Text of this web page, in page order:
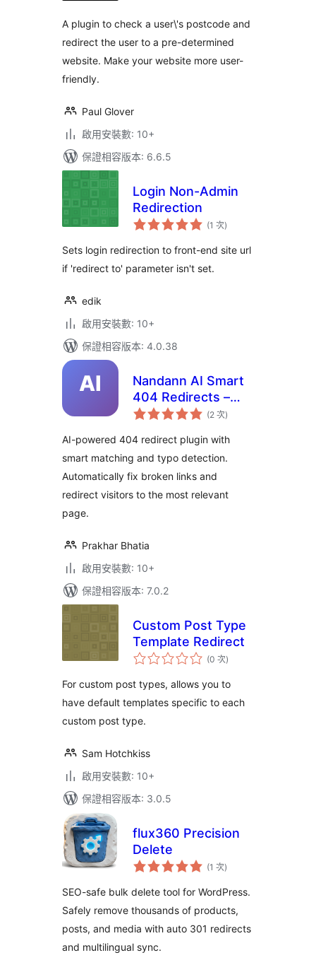
A plugin to check a user\'s postcode and
redirect the user to a pre-determined
website. Make your website more user-
friendly.
Paul Glover
啟用安裝數: 10+
保證相容版本: 6.6.5
Login Non-Admin
Redirection
(1 次評
分
數
)
Sets login redirection to front-end site url
if 'redirect to' parameter isn't set.
edik
啟用安裝數: 10+
保證相容版本: 4.0.38
Nandann AI Smart
404 Redirects –
Auto Fix Broken
(2 次評
分
數
)
AI-powered 404 redirect plugin with
smart matching and typo detection.
Automatically fix broken links and
redirect visitors to the most relevant
page.
Prakhar Bhatia
啟用安裝數: 10+
保證相容版本: 7.0.2
Custom Post Type
Template Redirect
(0 次評
分
數
)
For custom post types, allows you to
have default templates specific to each
custom post type.
Sam Hotchkiss
啟用安裝數: 10+
保證相容版本: 3.0.5
flux360 Precision
Delete
(1 次評
分
數
)
SEO-safe bulk delete tool for WordPress.
Safely remove thousands of products,
posts, and media with auto 301 redirects
and multilingual sync.